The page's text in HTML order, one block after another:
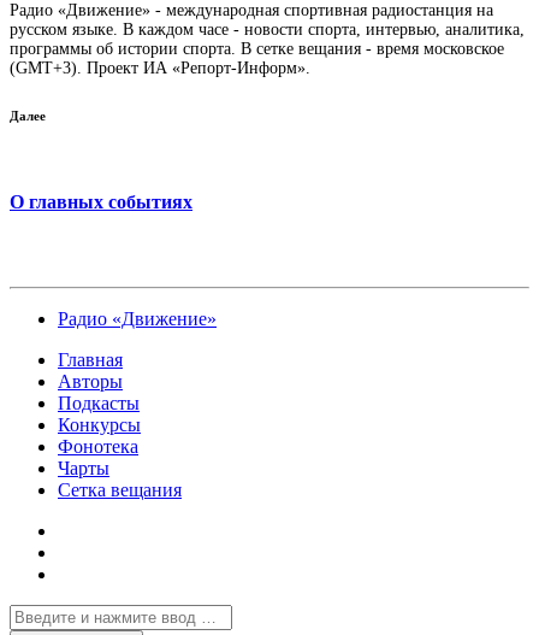
Радио «Движение» - международная спортивная радиостанция на
русском языке. В каждом часе - новости спорта, интервью, аналитика,
программы об истории спорта. В сетке вещания - время московское
(GMT+3). Проект ИА «Репорт-Информ».
Далее
О главных событиях
Радио «Движение»
Главная
Авторы
Подкасты
Конкурсы
Фонотека
Чарты
Сетка вещания